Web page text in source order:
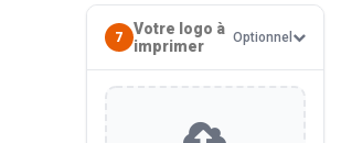
7
Votre logo à
imprimer
Optionnel